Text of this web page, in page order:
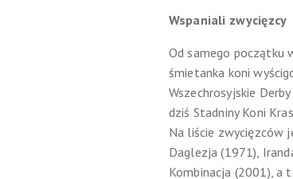
Wspaniali zwycięzcy
Od samego początku
śmietanka koni
Wszechrosyjskie
dziś Stadniny Koni
Na liście zwycięzców
Daglezja (1971),
Kombinacja (2001), a